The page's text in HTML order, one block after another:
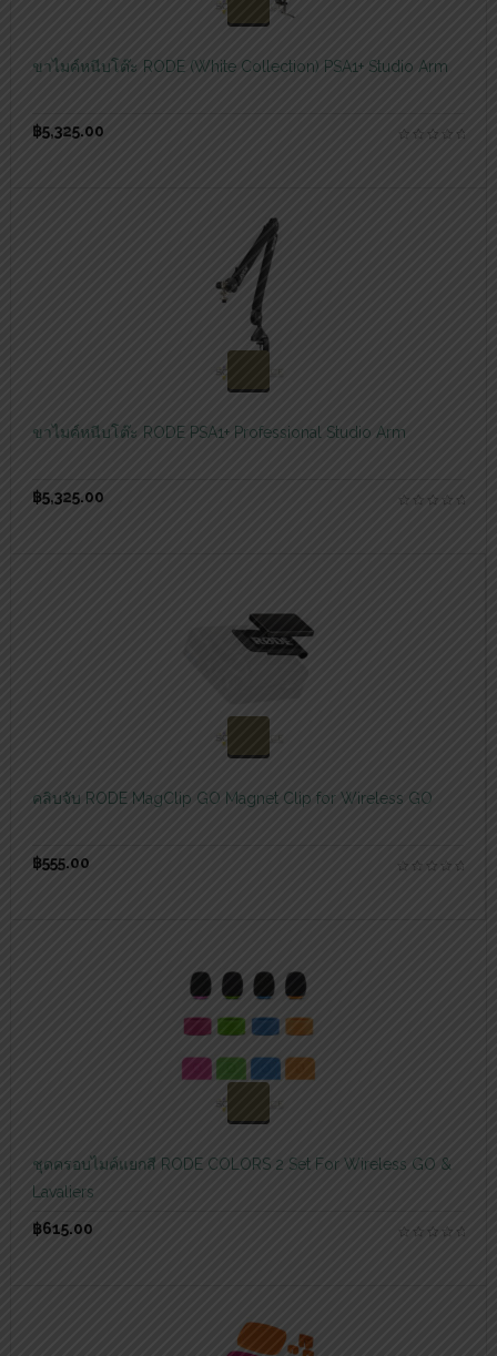
สอบถามและสั่งซื้อสินค้า
ขาไมค์หนีบโต๊ะ RODE (White Collection) PSA1+ Studio Arm
฿5,325.00
ขาไมค์หนีบโต๊ะ RODE PSA1+ Professional Studio Arm
฿5,325.00
สอบถามและสั่งซื้อสินค้า
คลิบจับ RODE MagClip GO Magnet Clip for Wireless GO
฿555.00
ชุดครอบไมค์แยกสี RODE COLORS 2 Set For Wireless GO &
Lavaliers
฿615.00